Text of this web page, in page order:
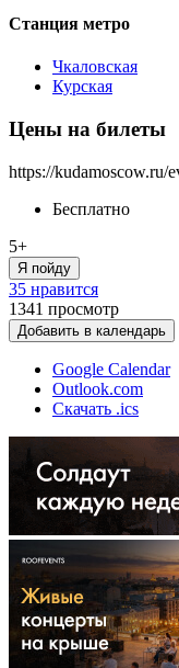
Станция метро
Чкаловская
Курская
Цены на билеты
https://kudamoscow.ru/
Бесплатно
5+
Я пойду
35 нравится
1341 просмотр
Добавить в календарь
Google Calendar
Outlook.com
Скачать .ics